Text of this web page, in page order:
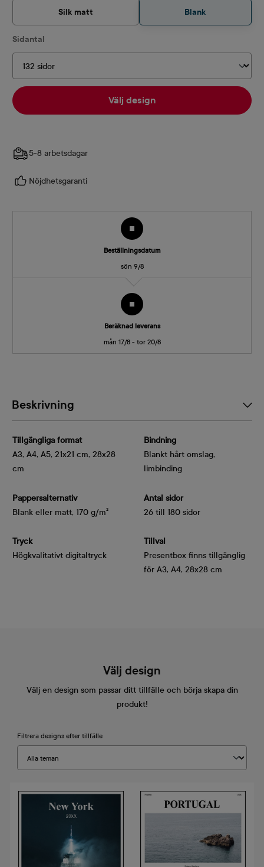
Silk matt Blank
Välj
Sidantal
Välj design
5-8 arbetsdagar
Nöjdhetsgaranti
Beställningsdatum
sön 9/8
Beräknad leverans
mån 17/8 - tor 20/8
Beskrivning
Tillgängliga format
A3, A4, A5, 21x21 cm, 28x28
cm
Pappersalternativ
Blank eller matt, 170 g/m²
Tryck
Högkvalitativt digitaltryck
Bindning
Blankt hårt omslag,
limbinding
Antal sidor
26 till 180 sidor
Tillval
Presentbox finns tillgänglig
för A3, A4, 28x28 cm
Välj design
Välj en design som passar ditt tillfälle och börja skapa din
produkt!
Filtrera designs efter tillfälle